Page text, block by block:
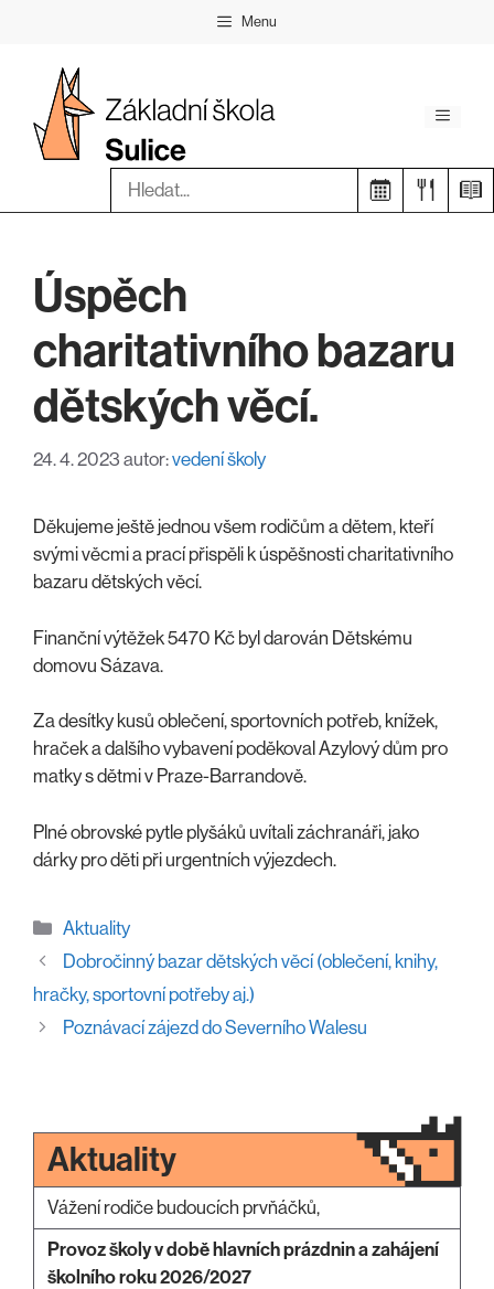
Menu
Menu
Hledat:
Úspěch
charitativního bazaru
dětských věcí.
24. 4. 2023 autor:vedení školy
Děkujeme ještě jednou všem rodičům a dětem, kteří
svými věcmi a prací přispěli k úspěšnosti charitativního
bazaru dětských věcí.
Finanční výtěžek 5470 Kč byl darován Dětskému
domovu Sázava.
Za desítky kusů oblečení, sportovních potřeb, knížek,
hraček a dalšího vybavení poděkoval Azylový dům pro
matky s dětmi v Praze-Barrandově.
Plné obrovské pytle plyšáků uvítali záchranáři, jako
dárky pro děti při urgentních výjezdech.
Rubriky
Aktuality
Dobročinný bazar dětských věcí (oblečení, knihy,
hračky, sportovní potřeby aj.)
Poznávací zájezd do Severního Walesu
Aktuality
Vážení rodiče budoucích prvňáčků,
Provoz školy v době hlavních prázdnin a zahájení
školního roku 2026/2027